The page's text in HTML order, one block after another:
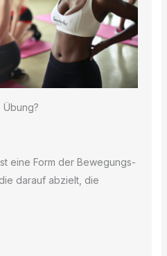
Übung?
eine Form der Bewegungs-
darauf abzielt, die